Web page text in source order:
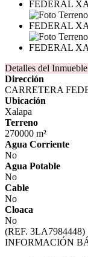
Detalles del Inmueble
Dirección
CARRETERA
Ubicación
Xalapa
Terreno
270000 m²
Agua Corriente
No
Agua Potable
No
Cable
No
Cloaca
No
(REF. 3LA7984448)
INFORMACIÓN